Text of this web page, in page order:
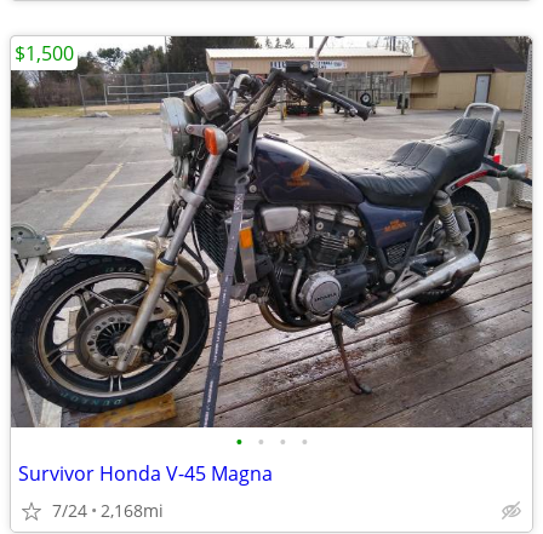
• • • •
Survivor Honda V-45 Magna
7/24 2,168mi
$1,500